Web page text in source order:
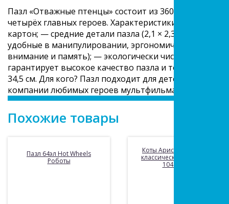
Пазл «Отважные птенцы» состоит из 360 деталей.
четырёх главных героев. Характеристики пазла: —
картон; — средние детали пазла (2,1 × 2,3 см)
удобные в манипулировании, эргономичны для
внимание и память); — экологически чистые,
гарантирует высокое качество пазла и точность
34,5 см. Для кого? Пазл подходит для детей от 7
компании любимых героев мультфильма «Отважные
Похожие товары
Пазл 64эл Hot Wheels
Роботы
Коты Аристократы. Пазл
классический в коробке.
104 детали